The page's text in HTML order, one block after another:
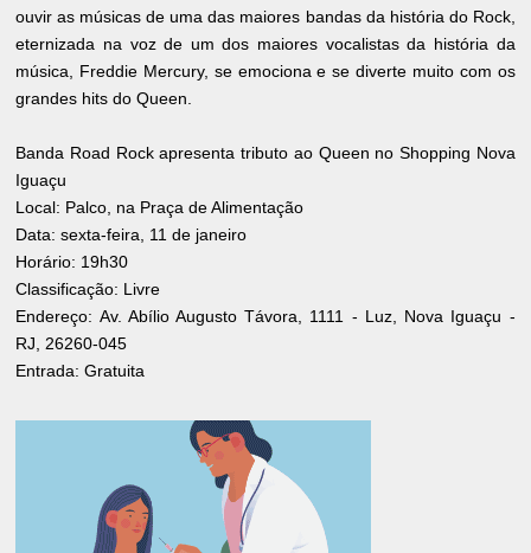
ouvir as músicas de uma das maiores bandas da história do Rock,
eternizada na voz de um dos maiores vocalistas da história da
música, Freddie Mercury, se emociona e se diverte muito com os
grandes hits do Queen.
Banda Road Rock apresenta tributo ao Queen no Shopping Nova
Iguaçu
Local: Palco, na Praça de Alimentação
Data: sexta-feira, 11 de janeiro
Horário: 19h30
Classificação: Livre
Endereço: Av. Abílio Augusto Távora, 1111 - Luz, Nova Iguaçu -
RJ, 26260-045
Entrada: Gratuita